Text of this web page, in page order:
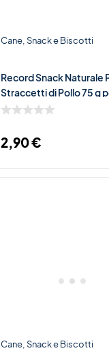
Cane Snack e Biscotti
Record Snack Naturale
Straccetti di Pollo 75 g
e Gatti – Snack Morbido
2,90€
Cane Snack e Biscotti